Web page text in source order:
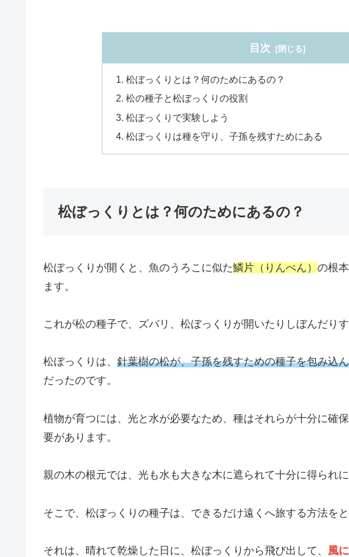
目次
松ぼっくりとは？何のためにあるの？
松の種子と松ぼっくりの役割
松ぼっくりで実験しよう
松ぼっくりは種を守り、子孫を残すためにある
松ぼっくりとは？何のためにあるの？
松ぼっくりが開くと、魚のうろこに似た鱗片（りんぺん） の根
ます。
これが松の種子で、ズバリ、松ぼっくりが開いたりしぼんだりす
松ぼっくりは、 針葉樹の松が、子孫を残すための種子を包み込
だったのです。
植物が育つには、光と水が必要なため、種はそれらが十分に確
要があります。
親の木の根元では、光も水も大きな木に遮られて十分に得られに
そこで、松ぼっくりの種子は、できるだけ遠くへ旅する方法をと
それは、晴れて乾燥した日に、松ぼっくりから飛び出して、 風